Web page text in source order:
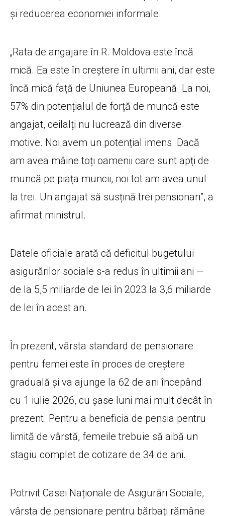
și reducerea economiei informale.
„Rata de angajare în R. Moldova este încă
mică. Ea este în creștere în ultimii ani, dar este
încă mică față de Uniunea Europeană. La noi,
57% din potențialul de forță de muncă este
angajat, ceilalți nu lucrează din diverse
motive. Noi avem un potențial imens. Dacă
am avea mâine toți oamenii care sunt apți de
muncă pe piața muncii, noi tot am avea unul
la trei. Un angajat să susțină trei pensionari”, a
afirmat ministrul.
Datele oficiale arată că deficitul bugetului
asigurărilor sociale s-a redus în ultimii ani —
de la 5,5 miliarde de lei în 2023 la 3,6 miliarde
de lei în acest an.
În prezent, vârsta standard de pensionare
pentru femei este în proces de creștere
graduală și va ajunge la 62 de ani începând
cu 1 iulie 2026, cu șase luni mai mult decât în
prezent. Pentru a beneficia de pensia pentru
limită de vârstă, femeile trebuie să aibă un
stagiu complet de cotizare de 34 de ani.
Potrivit Casei Naționale de Asigurări Sociale,
vârsta de pensionare pentru bărbați rămâne